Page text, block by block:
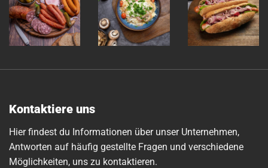
Kontaktiere uns
Hier findest du Informationen über unser Unternehmen,
Antworten auf häufig gestellte Fragen und verschiedene
Möglichkeiten, uns zu kontaktieren.